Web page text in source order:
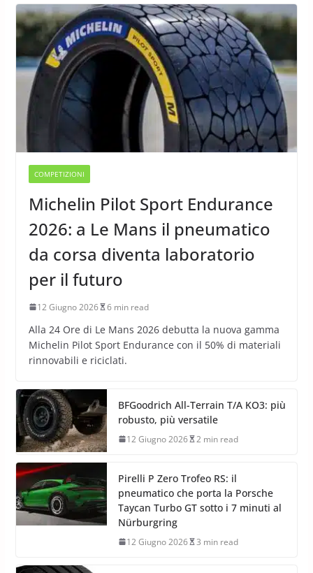
COMPETIZIONI
Michelin Pilot Sport Endurance
2026: a Le Mans il pneumatico
da corsa diventa laboratorio
per il futuro
12 Giugno 2026 6 min read
Alla 24 Ore di Le Mans 2026 debutta la nuova gamma
Michelin Pilot Sport Endurance con il 50% di materiali
rinnovabili e riciclati.
BFGoodrich All-Terrain T/A KO3: più
robusto, più versatile
12 Giugno 2026 2 min read
Pirelli P Zero Trofeo RS: il
pneumatico che porta la Porsche
Taycan Turbo GT sotto i 7 minuti al
Nürburgring
12 Giugno 2026 3 min read